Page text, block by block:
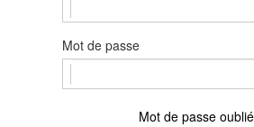
Mot de passe
Mot de passe